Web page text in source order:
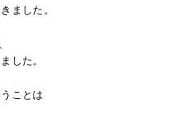
ました。
した。
ことは